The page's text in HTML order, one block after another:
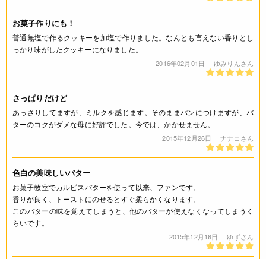
お菓子作りにも！
普通無塩で作るクッキーを加塩で作りました。なんとも言えない香りとし
っかり味がしたクッキーになりました。
2016年02月01日 ゆみりんさん
さっぱりだけど
あっさりしてますが、ミルクを感じます。そのままパンにつけますが、バ
ターのコクがダメな母に好評でした。今では、かかせません。
2015年12月26日 ナナコさん
色白の美味しいバター
お菓子教室でカルピスバターを使って以来、ファンです。
香りが良く、トーストにのせるとすぐ柔らかくなります。
このバターの味を覚えてしまうと、他のバターが使えなくなってしまうく
らいです。
2015年12月16日 ゆずさん